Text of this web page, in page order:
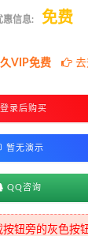
惠信息: 免费
VIP免费 去
登录后购买
暂无演示
QQ咨询
钮旁的灰色按